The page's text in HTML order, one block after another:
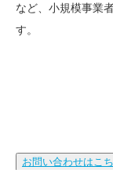
など、小規模事業
す。
お問い合わせはこ